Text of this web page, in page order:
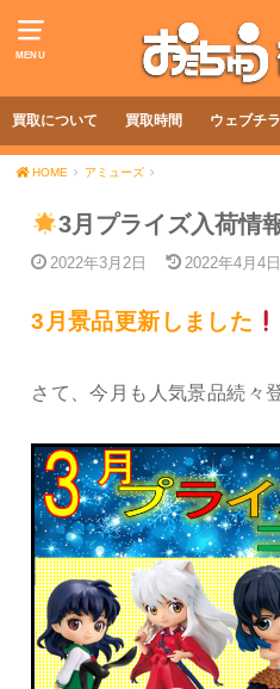
MENU
買取について 買取時間 ウェブチ
HOME アミューズ
3月プライズ入荷情
2022年3月2日 2022年4月4日
3月景品更新しました
さて、今月も人気景品続々